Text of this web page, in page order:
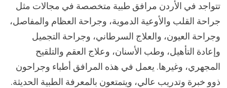
تتواجد في الأردن مرافق طبية متخصصة في مجالات مثل
جراحة القلب والأوعية الدموية، وجراحة العظام والمفاصل،
وجراحة العيون، والعلاج السرطاني، وجراحة التجميل
وإعادة التأهيل، وطب الأسنان، وعلاج العقم والتلقيح
المجهري، وغيرها. يعمل في هذه المرافق أطباء وجراحون
ذوو خبرة وتدريب عالي، ويتمتعون بالمعرفة الطبية الحديثة.